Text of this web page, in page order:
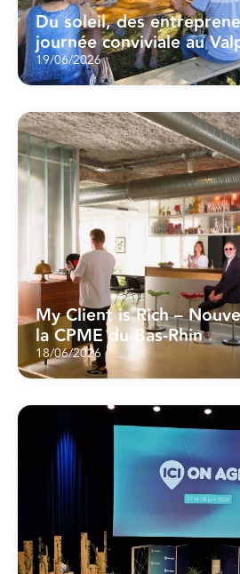
Du soleil, des
journée conviviale au
19/06/2026
My Client is Rich –
la CPME du Bas-Rhin
18/06/2026